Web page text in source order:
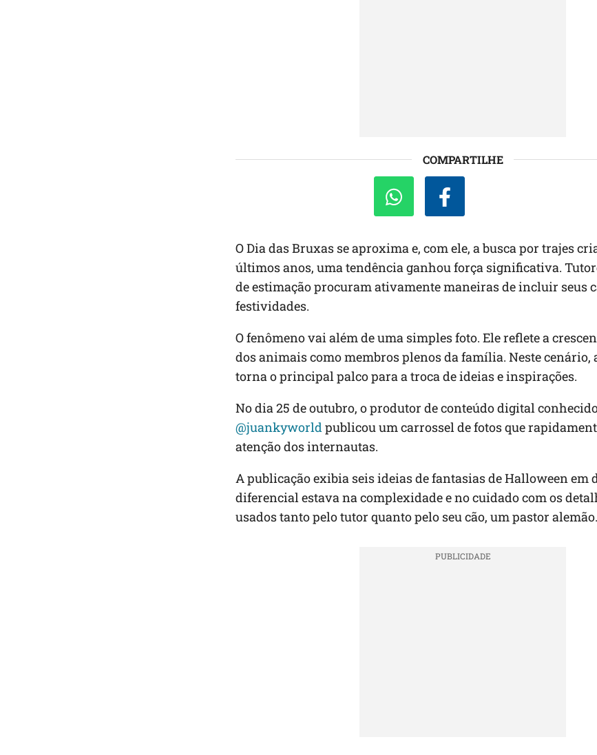
COMPARTILHE
O Dia das Bruxas se aproxima e, com ele, a busca por trajes
últimos anos, uma tendência ganhou força significativa.
de estimação procuram ativamente maneiras de incluir seus
festividades.
O fenômeno vai além de uma simples foto. Ele reflete a
dos animais como membros plenos da família. Neste cenário,
torna o principal palco para a troca de ideias e inspirações.
No dia 25 de outubro, o produtor de conteúdo digital
@juankyworldpublicou um carrossel de fotos que
atenção dos internautas.
A publicação exibia seis ideias de fantasias de Halloween em
diferencial estava na complexidade e no cuidado com os
usados tanto pelo tutor quanto pelo seu cão, um pastor alemão.